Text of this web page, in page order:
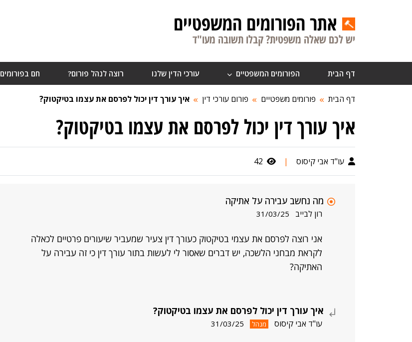
אתר הפורומים המשפטיים
יש לכם שאלה משפטית? קבלו תשובה מעו"ד
דף הבית הפורומים המשפטיים עורכי הדין שלנו רוצה לנהל פורום? חם בפורומים
דף הבית פורומים משפטיים פורום עורכי דין איך עורך דין יכול לפרסם את עצמו בטיקטוק?
איך עורך דין יכול לפרסם את עצמו בטיקטוק?
עו"ד אבי קיסוס |
42
מה נחשב עבירה על אתיקה
רון לבייב 31/03/25
אני רוצה לפרסם את עצמי בטיקטוק כעורך דין צעיר שמעביר שיעורים פרטיים לכאלה
לקראת מבחני הלשכה, יש דברים שאסור לי לעשות בתור עורך דין כי זה עבירה על
האתיקה?
איך עורך דין יכול לפרסם את עצמו בטיקטוק?
עו"ד אבי קיסוס מנהל 31/03/25